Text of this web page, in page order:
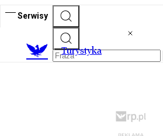
Serwisy
Turystyka